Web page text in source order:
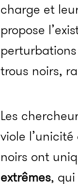
charge et
propose
trous noirs,
Les
viole l’unicité
noirs ont
extrêmes,